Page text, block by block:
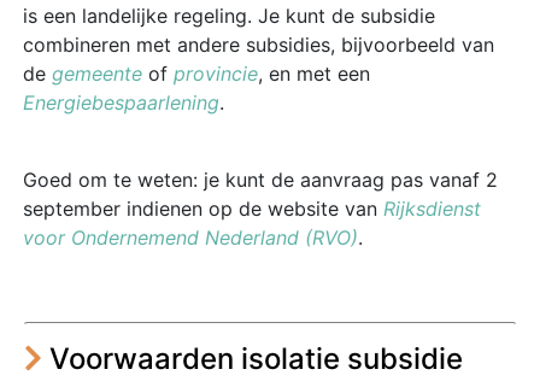
is een landelijke regeling. Je kunt de subsidie
combineren met andere subsidies, bijvoorbeeld van
de gemeente of provincie, en met een
Energiebespaarlening.
Goed om te weten: je kunt de aanvraag pas vanaf 2
september indienen op de website van Rijksdienst
voor Ondernemend Nederland (RVO).
Voorwaarden isolatie subsidie